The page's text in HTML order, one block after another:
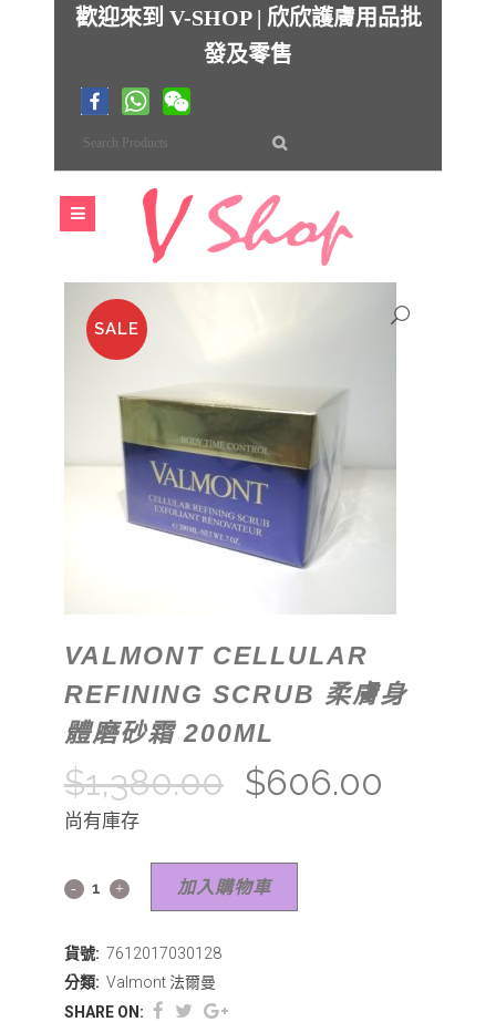
歡迎來到 V-SHOP | 欣欣護膚用品批
發及零售
SALE
VALMONT CELLULAR
REFINING SCRUB 柔膚身
體磨砂霜 200ML
$1,380.00 $606.00
尚有庫存
加入購物車
貨號: 7612017030128
分類: Valmont 法爾曼
SHARE ON: